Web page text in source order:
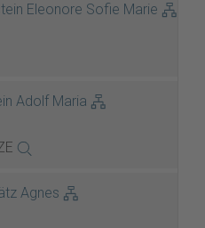
Eleonore Sofie Marie
Adolf Maria
Agnes